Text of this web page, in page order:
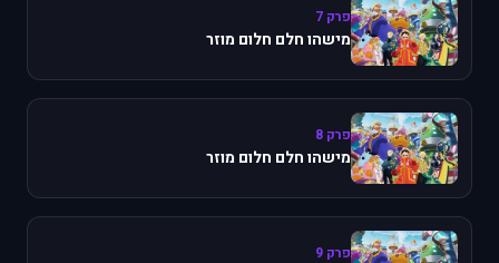
פרק 7
מישהו חלם חלום מוזר
פרק 8
מישהו חלם חלום מוזר
פרק 9